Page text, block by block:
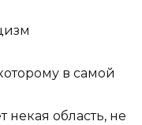
в самой
некая область, не